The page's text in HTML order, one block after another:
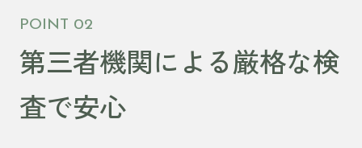
POINT 02
第三者機関による厳格な検
査で安心